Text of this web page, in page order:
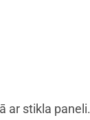
ar stikla paneli.